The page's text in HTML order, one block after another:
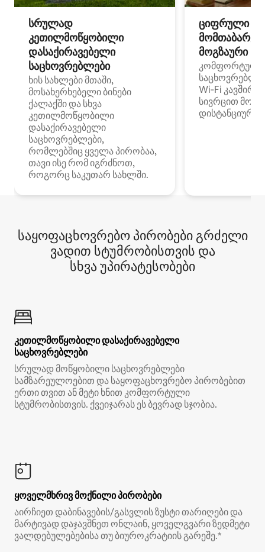
სრულად
კეთილმოწყობილი
დასაქირავებელი
საცხოვრებლები
ხის სახლები მთაში,
მოსახერხებელი ბინები
ქალაქში და სხვა
კეთილმოწყობილი
დასაქირავებელი
საცხოვრებლები,
რომლებშიც ყველა პირობაა,
თავი ისე რომ იგრძნოთ,
როგორც საკუთარ სახლში.
ციფრული
მოგზაური
კომფორტული
Wi‑Fi
სივრცით
დისტანციური
საყოფაცხოვრებო პირობები გრძელი
ვადით სტუმრობისთვის და
სხვა უპირატესობები
კეთილმოწყობილი დასაქირავებელი
საცხოვრებლები
სრულად მოწყობილი საცხოვრებლები
სამზარეულოებით და საყოფაცხოვრებო პირობებით
ერთი თვით ან მეტი ხნით კომფორტული
სტუმრობისთვის. ქვეიჯარას ეს ბევრად სჯობია.
ყოველმხრივ მოქნილი პირობები
აირჩიეთ დაბინავების/გასვლის ზუსტი თარიღები და
მარტივად დაჯავშნეთ ონლაინ, ყოველგვარი ზედმეტი
ვალდებულებებისა თუ ბიუროკრატიის გარეშე.*